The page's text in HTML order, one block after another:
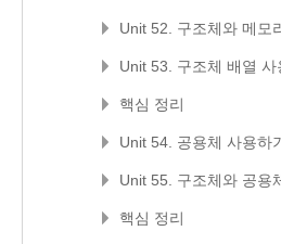
Unit 52. 구조체와 메모
Unit 53. 구조체 배열 사
핵심 정리
Unit 54. 공용체 사용하
Unit 55. 구조체와 공용
핵심 정리